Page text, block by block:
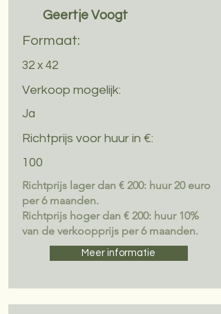
Geertje Voogt
Formaat:
32 x 42
Verkoop mogelijk:
Ja
Richtprijs voor huur in €:
100
Richtprijs lager dan € 200: huur 20 euro
per 6 maanden.
Richtprijs hoger dan € 200: huur 10%
van de verkoopprijs per 6 maanden.
Meer informatie